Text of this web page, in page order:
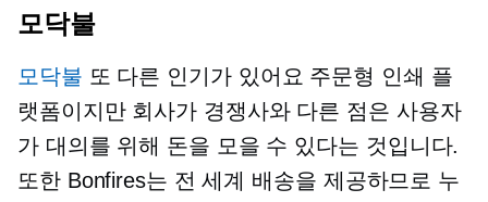
모닥불
모닥불 또 다른 인기가 있어요 주문형 인쇄 플
랫폼이지만 회사가 경쟁사와 다른 점은 사용자
가 대의를 위해 돈을 모을 수 있다는 것입니다.
또한 Bonfires는 전 세계 배송을 제공하므로 누